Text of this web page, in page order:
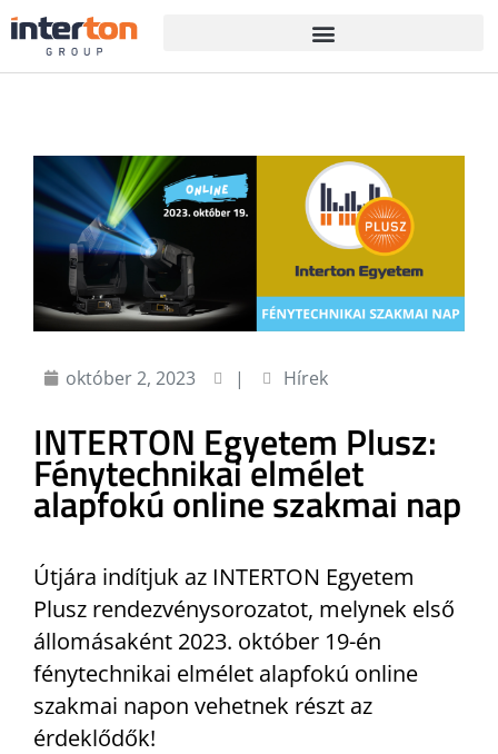
október 2, 2023 | Hírek
INTERTON Egyetem Plusz:
Fénytechnikai elmélet
alapfokú online szakmai nap
Útjára indítjuk az INTERTON Egyetem
Plusz rendezvénysorozatot, melynek első
állomásaként 2023. október 19-én
fénytechnikai elmélet alapfokú online
szakmai napon vehetnek részt az
érdeklődők!